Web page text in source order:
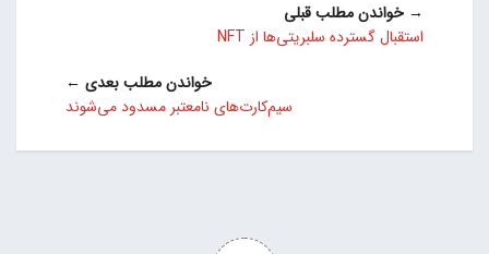
→ خواندن مطلب قبلی
استقبال گسترده سلبریتی‌ها از NFT
خواندن مطلب بعدی ←
سیم‌کارت‌های نامعتبر مسدود می‌شوند